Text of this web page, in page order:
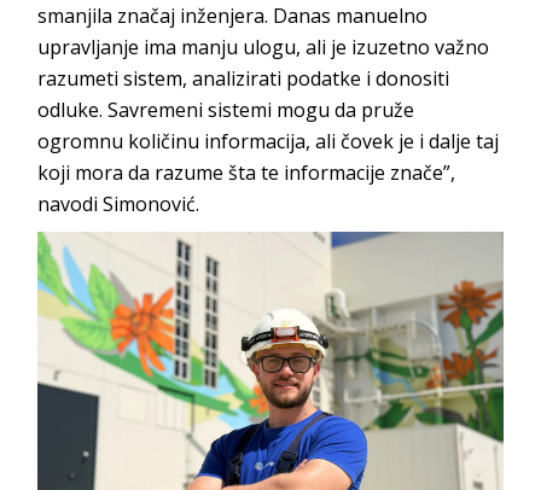
smanjila značaj inženjera. Danas manuelno
upravljanje ima manju ulogu, ali je izuzetno važno
razumeti sistem, analizirati podatke i donositi
odluke. Savremeni sistemi mogu da pruže
ogromnu količinu informacija, ali čovek je i dalje taj
koji mora da razume šta te informacije znače”,
navodiSimonović.